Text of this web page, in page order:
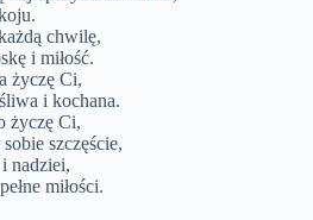
chwilę,
i miłość.
życzę Ci,
i kochana.
życzę Ci,
szczęście,
i nadziei,
miłości.